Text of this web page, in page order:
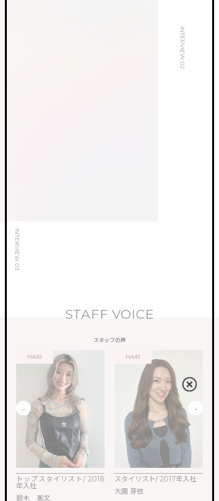
INTERVIEW.02
INTERVIEW.03
STAFF VOICE
スタッフの声
HAIR
トップスタイリスト/ 2018
年入社
碧木 美文
HAIR
スタイリスト/ 2017年入社
大園 芽依